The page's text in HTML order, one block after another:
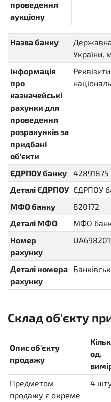
проведення
аукціону
Назва банку
України,
Інформація
про
казначейські
рахунки для
проведення
розрахунків за
придбані
об’єкти
ЄДРПОУ банку
42891875
Деталі ЄДРПОУ ЄДРПОУ
МФО банку
820172
Деталі МФО
МФО
Номер
рахунку
Деталі номера
рахунку
Склад об'єкту
Опис об'єкту
продажу
од.
Предметом
продажу є окреме
4